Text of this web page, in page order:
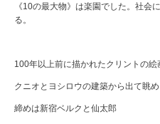
《10の最大物》は楽園でした。社会
る。
100年以上前に描かれたクリントの絵
クニオとヨシロウの建築から出て眺め
締めは新宿ベルクと仙太郎